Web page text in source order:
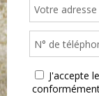
J'accepte